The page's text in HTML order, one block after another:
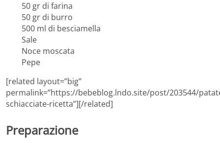
50 gr di farina
50 gr di burro
500 ml di besciamella
Sale
Noce moscata
Pepe
[related layout=”big”
permalink=”https://bebeblog.lndo.site/post/203544/
schiacciate-ricetta”][/related]
Preparazione